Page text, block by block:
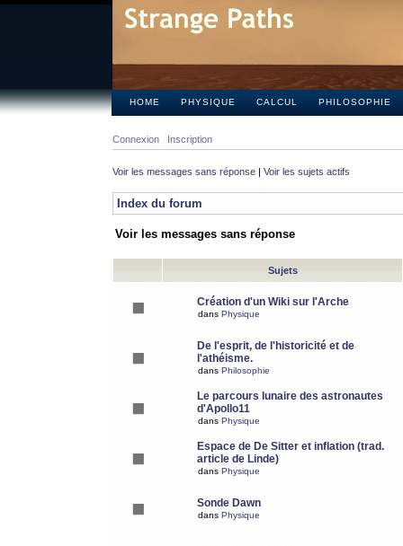
HOME PHYSIQUE CALCUL PHILOSOPHIE
Connexion Inscription
Voir les messages sans réponse | Voir les sujets actifs
Index du forum
Voir les messages sans réponse
Sujets
Création d'un Wiki sur l'Arche
dans Physique
De l'esprit, de l'historicité et de
l'athéisme.
dans Philosophie
Le parcours lunaire des astronautes
d'Apollo11
dans Physique
Espace de De Sitter et inflation (trad.
article de Linde)
dans Physique
Sonde Dawn
dans Physique